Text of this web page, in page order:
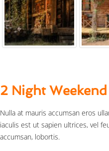
2 Night Weekend
Nulla at mauris accumsan eros
iaculis est ut sapien ultrices, vel
accumsan, lobortis.